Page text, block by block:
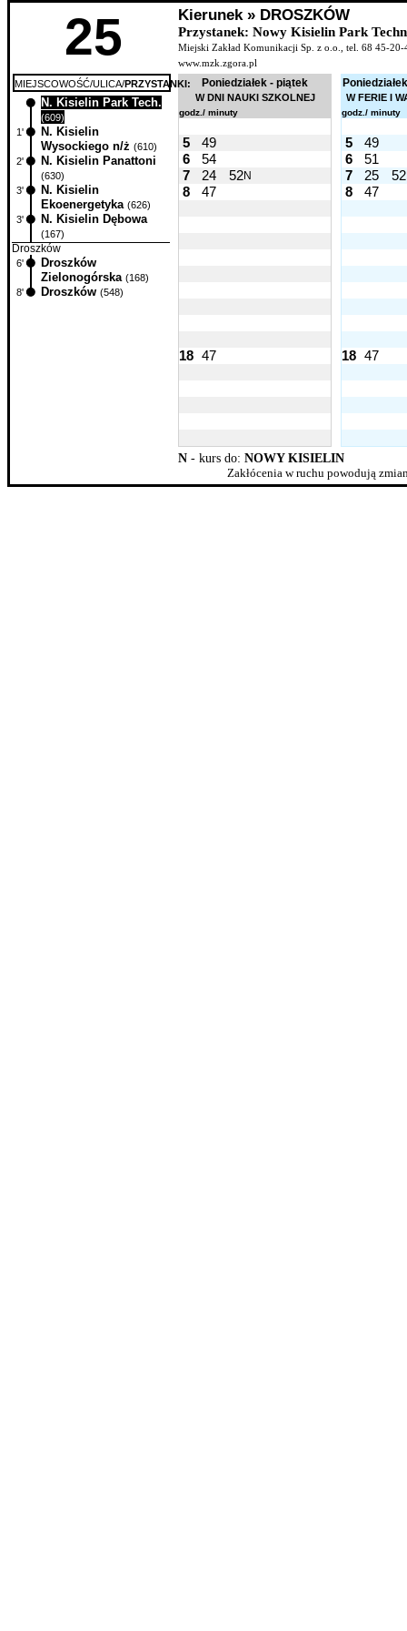
25 Kierunek » DROSZKÓW
Przystanek: Nowy Kisielin Park
Miejski Zakład Komunikacji Sp. z o.o., tel. 68 45-20-
www.mzk.zgora.pl
MIEJSCOWOŚĆ/ULICA/PRZYSTANKI:
N. Kisielin Park Tech.
(609)
1'
N. Kisielin
Wysockiego n/ż (610)
2'
N. Kisielin Panattoni
(630)
3'
N. Kisielin
Ekoenergetyka (626)
3'
N. Kisielin Dębowa
(167)
Droszków
6'
Droszków
Zielonogórska (168)
8'
Droszków (548)
Poniedziałek - piątek
W DNI NAUKI SZKOLNEJ W FERIE I
godz./ minuty godz./ minuty
5 49 5
49
6
54 6
51
7
24 52N 7 25 52
8 47 8 47
18 47 18 47
N - kurs do:NOWY KISIELIN
Zakłócenia w ruchu powodują